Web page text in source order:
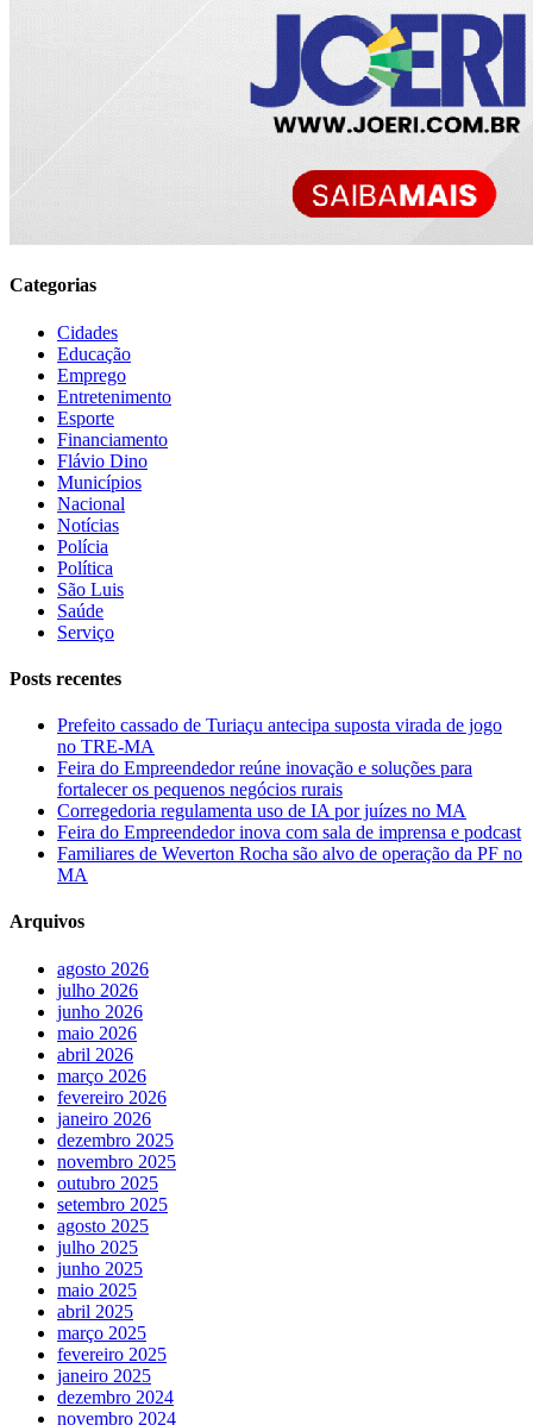
Categorias
Cidades
Educação
Emprego
Entretenimento
Esporte
Financiamento
Flávio Dino
Municípios
Nacional
Notícias
Polícia
Política
São Luis
Saúde
Serviço
Posts recentes
Prefeito cassado de Turiaçu antecipa suposta virada de jogo
no TRE-MA
Feira do Empreendedor reúne inovação e soluções para
fortalecer os pequenos negócios rurais
Corregedoria regulamenta uso de IA por juízes no MA
Feira do Empreendedor inova com sala de imprensa e podcast
Familiares de Weverton Rocha são alvo de operação da PF no
MA
Arquivos
agosto 2026
julho 2026
junho 2026
maio 2026
abril 2026
março 2026
fevereiro 2026
janeiro 2026
dezembro 2025
novembro 2025
outubro 2025
setembro 2025
agosto 2025
julho 2025
junho 2025
maio 2025
abril 2025
março 2025
fevereiro 2025
janeiro 2025
dezembro 2024
novembro 2024